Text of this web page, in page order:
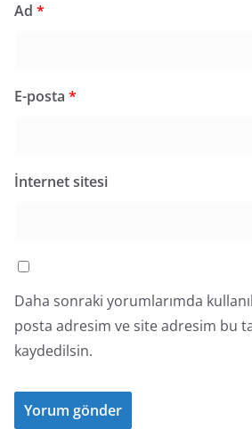
Ad *
E-posta *
İnternet sitesi
Daha sonraki yorumlarımda
posta adresim ve site adresim bu
kaydedilsin.